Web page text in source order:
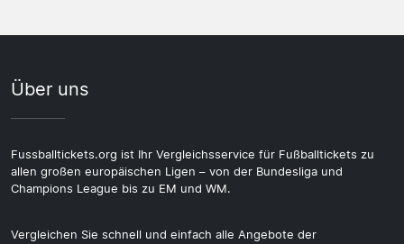
Über uns
Fussballtickets.org ist Ihr Vergleichsservice für Fußballtickets zu
allen großen europäischen Ligen – von der Bundesliga und
Champions League bis zu EM und WM.
Vergleichen Sie schnell und einfach alle Angebote der